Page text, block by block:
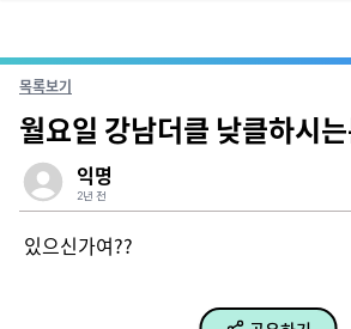
목록보기
월요일 강남더클 낮클하시
익명
2년 전
있으신가여??